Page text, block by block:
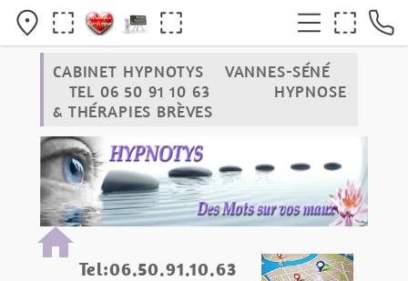
Tel:06.50.91.10.63
home
CABINET HYPNOTYS VANNES-SÉNÉ
TEL 06 50 91 10 63 HYPNOSE
& THÉRAPIES BRÈVES